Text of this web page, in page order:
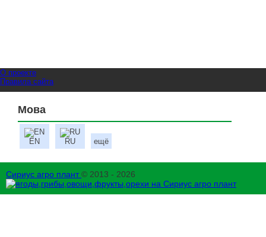
О проекте
Правила сайта
Мова
EN RU ещё
Сириус агро плант© 2013 - 2026